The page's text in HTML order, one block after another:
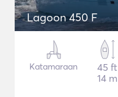
Lagoon 450 F
Katamaraan
45 ft
14 m